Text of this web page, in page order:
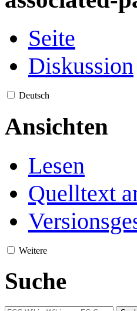
Seite
Diskussion
Deutsch
Ansichten
Lesen
Quelltext
Weitere
Suche